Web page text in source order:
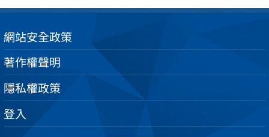
網站安全政策
著作權聲明
隱私權政策
登入